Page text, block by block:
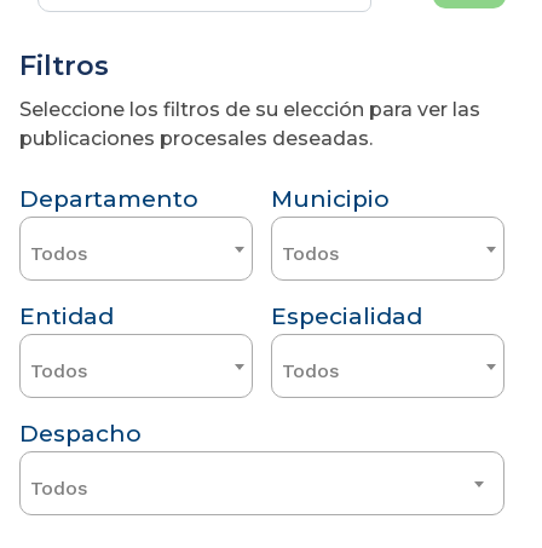
Filtros
Seleccione los filtros de su elección para ver las
publicaciones procesales deseadas.
Departamento
Todos
Municipio
Todos
Entidad
Todos
Especialidad
Todos
Despacho
Todos